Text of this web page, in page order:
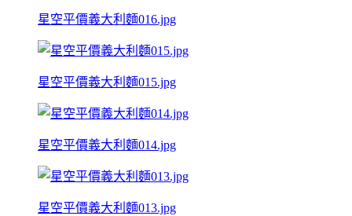
星空平價義大利麵016.jpg
星空平價義大利麵015.jpg
星空平價義大利麵014.jpg
星空平價義大利麵013.jpg